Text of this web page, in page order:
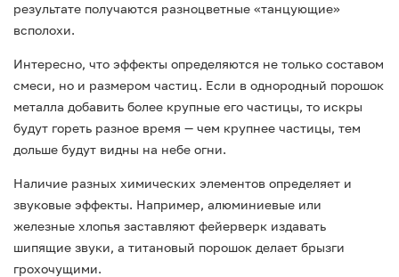
результате получаются разноцветные «танцующие»
всполохи.
Интересно, что эффекты определяются не только составом
смеси, но и размером частиц. Если в однородный порошок
металла добавить более крупные его частицы, то искры
будут гореть разное время — чем крупнее частицы, тем
дольше будут видны на небе огни.
Наличие разных химических элементов определяет и
звуковые эффекты. Например, алюминиевые или
железные хлопья заставляют фейерверк издавать
шипящие звуки, а титановый порошок делает брызги
грохочущими.